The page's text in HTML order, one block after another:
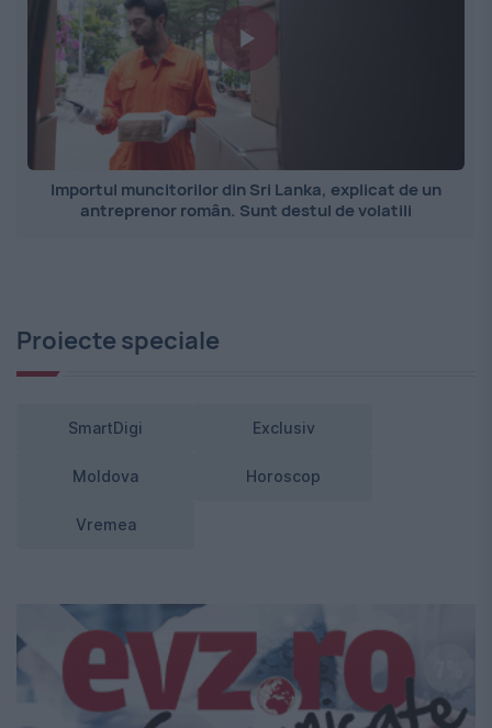
Importul muncitorilor din Sri Lanka, explicat de un
antreprenor român. Sunt destul de volatili
Proiecte speciale
SmartDigi Exclusiv
Moldova Horoscop
Vremea